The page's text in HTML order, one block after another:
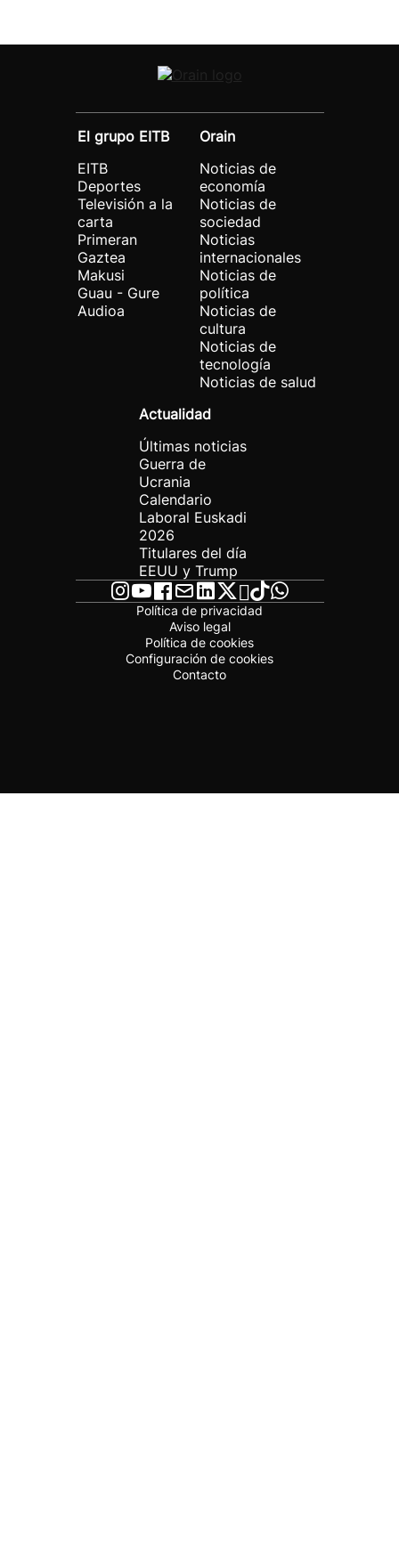
El grupo EITB
EITB
Deportes
Televisión a la
carta
Primeran
Gaztea
Makusi
Guau - Gure
Audioa
Orain
Noticias de
economía
Noticias de
sociedad
Noticias
internacionales
Noticias de
política
Noticias de
cultura
Noticias de
tecnología
Noticias de salud
Actualidad
Últimas noticias
Guerra de
Ucrania
Calendario
Laboral Euskadi
2026
Titulares del día
EEUU y Trump
Política de privacidad
Aviso legal
Política de cookies
Configuración de cookies
Contacto